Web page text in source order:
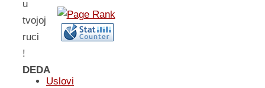
u
tvojoj
ruci
!
DEDA
Uslovi